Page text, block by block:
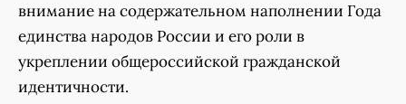
внимание на содержательном наполнении Года
единства народов России и его роли в
укреплении общероссийской гражданской
идентичности.